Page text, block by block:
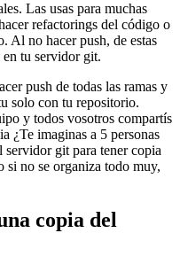
Las usas para muchas
refactorings del código o
Al no hacer push, de estas
en tu servidor git.
push de todas las ramas y
solo con tu repositorio.
y todos vosotros compartís
¿Te imaginas a 5 personas
servidor git para tener copia
si no se organiza todo muy,
copia del